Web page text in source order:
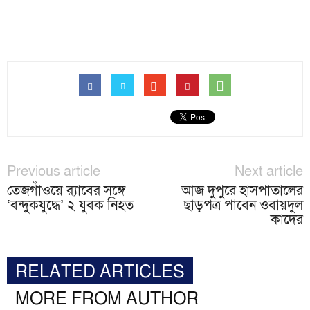
Previous article
তেজগাঁওয়ে র‌্যাবের সঙ্গে
‘বন্দুকযুদ্ধে’ ২ যুবক নিহত
Next article
আজ দুপুরে হাসপাতালের
ছাড়পত্র পাবেন ওবায়দুল
কাদের
RELATED ARTICLES
MORE FROM AUTHOR